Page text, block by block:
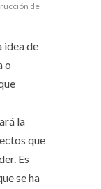
de
idea de
o
la
que
Es
se ha